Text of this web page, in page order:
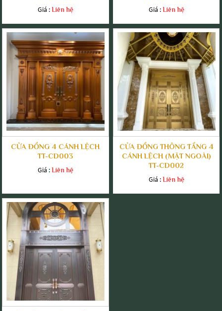
Giá :Liên hệ Giá :Liên hệ
CỬA ĐỒNG 4 CÁNH LỆCH
TT-CD003
Giá :Liên hệ
CỬA ĐỒNG THÔNG TẦNG 4
CÁNH LỆCH (MẶT NGOÀI)
TT-CD002
Giá :Liên hệ